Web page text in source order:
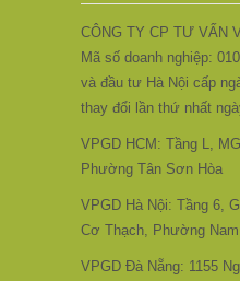
CÔNG TY CP TƯ VẤN
Mã số doanh nghiệp:
và đầu tư Hà Nội cấp
thay đổi lần thứ nhất
VPGD HCM: Tầng L,
Phường Tân Sơn Hòa
VPGD Hà Nội: Tầng 6,
Cơ Thạch, Phường
VPGD Đà Nẵng: 1155